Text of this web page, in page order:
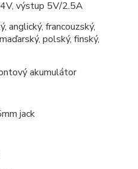
výstup 5V/2.5A
anglický, francouzský,
polský, finský,
akumulátor
jack